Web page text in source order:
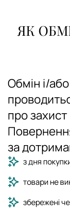
ЯК
Обмін і/
про
за
з дня
товари не
збережені